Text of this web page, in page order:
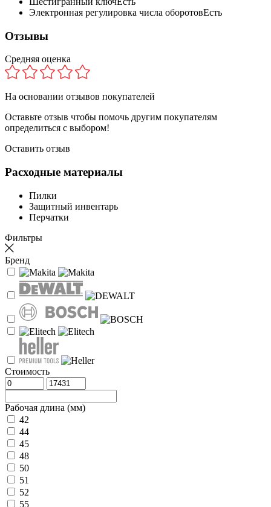
Электронная регулировка числа оборотовЕсть
Отзывы
Средняя оценка
На основании отзывов покупателей
Оставьте отзыв чтобы помочь другим покупателям
определиться с выбором!
Оставить отзыв
Расходные материалы
Пилки
Защитный инвентарь
Перчатки
Фильтры
Бренд
Стоимость
Рабочая длина (мм)
42
44
45
48
50
51
52
55